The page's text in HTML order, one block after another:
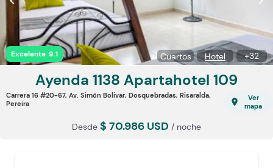
Excelente 9.1 Hotel
Cuartos +32
Ayenda 1138 Apartahotel 109
Carrera 16 #20-67, Av. Simón Bolivar, Dosquebradas, Risaralda,
Pereira
location_on
Ver
mapa
Desde $ 70.986 USD / noche